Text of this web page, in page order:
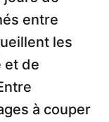
entre
les
et de
à couper